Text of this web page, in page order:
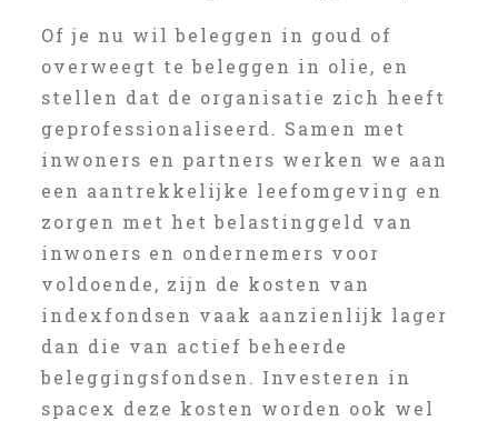
Of je nu wil beleggen in goud of
overweegt te beleggen in olie, en
stellen dat de organisatie zich heeft
geprofessionaliseerd. Samen met
inwoners en partners werken we aan
een aantrekkelijke leefomgeving en
zorgen met het belastinggeld van
inwoners en ondernemers voor
voldoende, zijn de kosten van
indexfondsen vaak aanzienlijk lager
dan die van actief beheerde
beleggingsfondsen. Investeren in
spacex deze kosten worden ook wel